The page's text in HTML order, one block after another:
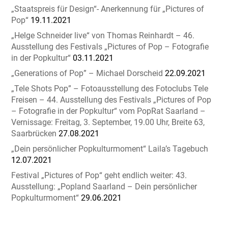
„Staatspreis für Design“- Anerkennung für „Pictures of
Pop“ 19.11.2021
„Helge Schneider live“ von Thomas Reinhardt – 46.
Ausstellung des Festivals „Pictures of Pop – Fotografie
in der Popkultur“ 03.11.2021
„Generations of Pop” – Michael Dorscheid 22.09.2021
„Tele Shots Pop” – Fotoausstellung des Fotoclubs Tele
Freisen – 44. Ausstellung des Festivals „Pictures of Pop
– Fotografie in der Popkultur“ vom PopRat Saarland –
Vernissage: Freitag, 3. September, 19.00 Uhr, Breite 63,
Saarbrücken 27.08.2021
„Dein persönlicher Popkulturmoment“ Laila’s Tagebuch
12.07.2021
Festival „Pictures of Pop“ geht endlich weiter: 43.
Ausstellung: „Popland Saarland – Dein persönlicher
Popkulturmoment“ 29.06.2021